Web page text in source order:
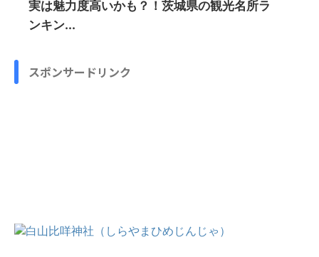
実は魅力度高いかも？！茨城県の観光名所ラ
ンキン...
スポンサードリンク